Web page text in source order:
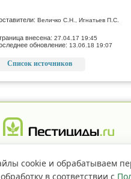
Величко С.Н., Игнатьев П.С.
внесена: 27.04.17 19:45
обновление: 13.06.18 19:07
Список источников
cookie и обрабатываем
в соответствии с